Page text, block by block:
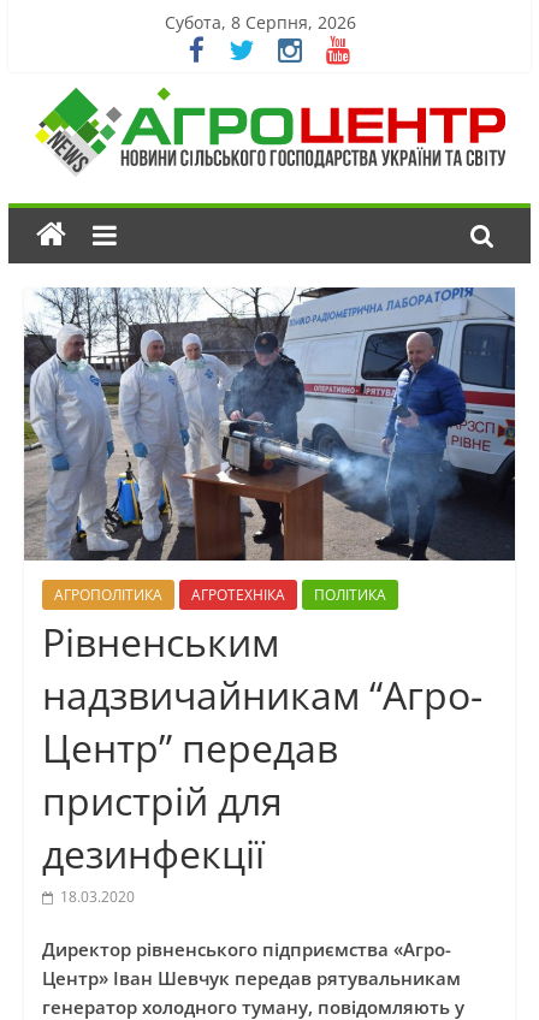
Субота, 8 Серпня, 2026
АГРОПОЛІТИКА АГРОТЕХНІКА ПОЛІТИКА
Рівненським
надзвичайникам “Агро-
Центр” передав
пристрій для
дезинфекції
18.03.2020
Директор рівненського підприємства «Агро-
Центр» Іван Шевчук передав рятувальникам
генератор холодного туману, повідомляють у